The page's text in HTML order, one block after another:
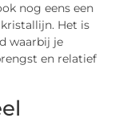
nog eens een
Het is
waarbij je
en relatief